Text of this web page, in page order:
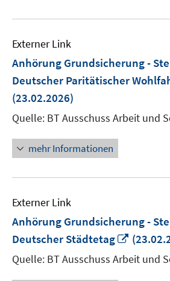
Externer Link
Anhörung Grundsicherung -
Deutscher Paritätischer
(23.02.2026)
Quelle: BT Ausschuss Arbeit und
mehr Informationen
Externer Link
Anhörung Grundsicherung -
Deutscher Städtetag
In
neuem
Fenster
Quelle: BT Ausschuss Arbeit und